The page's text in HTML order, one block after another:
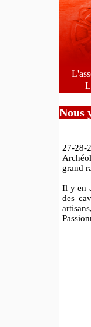
Nous
27-
grand
Il y en
des